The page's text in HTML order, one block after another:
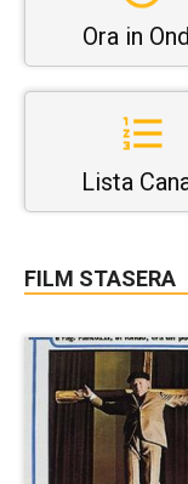
Ora in
Lista
FILM STASERA